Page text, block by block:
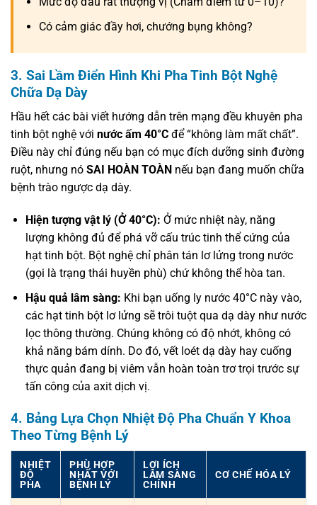
Có cảm giác đầy hơi, chướng bụng không?
3. Sai Lầm Điển Hình Khi Pha Tinh Bột Nghệ
Chữa Dạ Dày
Hầu hết các bài viết hướng dẫn trên mạng đều khuyên pha
tinh bột nghệ với nước ấm 40°C để “không làm mất chất”.
Điều này chỉ đúng nếu bạn có mục đích dưỡng sinh đường
ruột, nhưng nó SAI HOÀN TOÀN nếu bạn đang muốn chữa
bệnh trào ngược dạ dày.
Hiện tượng vật lý (Ở 40°C): Ở mức nhiệt này, năng
lượng không đủ để phá vỡ cấu trúc tinh thể cứng của
hạt tinh bột. Bột nghệ chỉ phân tán lơ lửng trong nước
(gọi là trạng thái huyền phù) chứ không thể hòa tan.
Hậu quả lâm sàng: Khi bạn uống ly nước 40°C này vào,
các hạt tinh bột lơ lửng sẽ trôi tuột qua dạ dày như nước
lọc thông thường. Chúng không có độ nhớt, không có
khả năng bám dính. Do đó, vết loét dạ dày hay cuống
thực quản đang bị viêm vẫn hoàn toàn trơ trọi trước sự
tấn công của axit dịch vị.
4. Bảng Lựa Chọn Nhiệt Độ Pha Chuẩn Y Khoa
Theo Từng Bệnh Lý
NHIỆT
ĐỘ
PHA
PHÙ HỢP
NHẤT VỚI
BỆNH LÝ
LỢI ÍCH
LÂM SÀNG
CHÍNH
CƠ CHẾ HÓA LÝ